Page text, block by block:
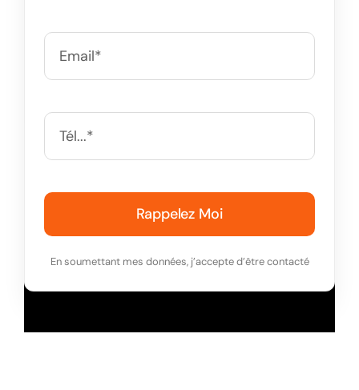
Rappelez Moi
En soumettant mes données, j’accepte d’être contacté